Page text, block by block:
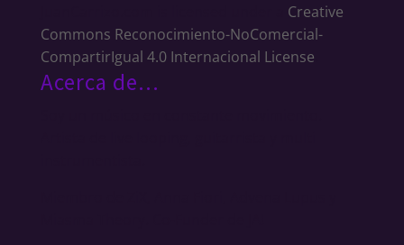
Creative
Commons Reconocimiento-NoComercial-
CompartirIgual 4.0 Internacional License
Acerca de…